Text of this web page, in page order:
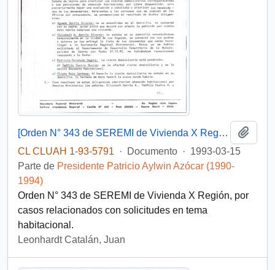
[Orden N° 343 de SEREMI de Vivienda X Región]
CL CLUAH 1-93-5791
· Documento · 1993-03-15
Parte de Presidente Patricio Aylwin Azócar (1990-
1994)
Orden N° 343 de SEREMI de Vivienda X Región, por
casos relacionados con solicitudes en tema
habitacional.
Leonhardt Catalán, Juan